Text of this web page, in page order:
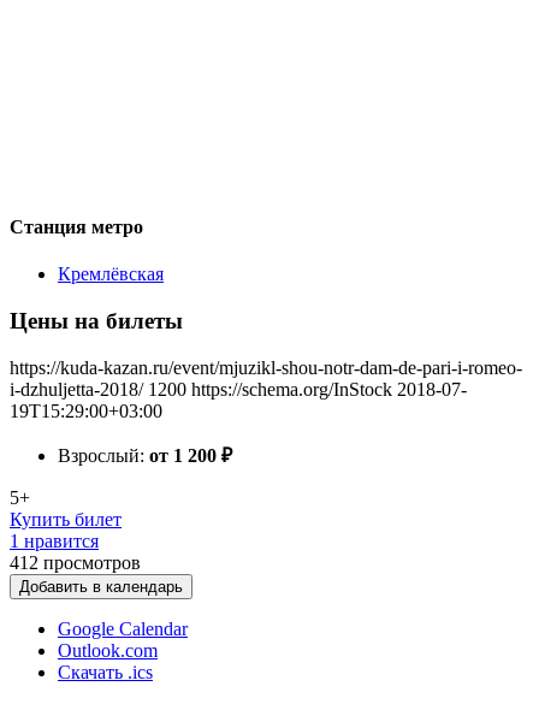
Станция метро
Кремлёвская
Цены на билеты
https://kuda-kazan.ru/event/mjuzikl-shou-notr-dam-de-pari-i-romeo-
i-dzhuljetta-2018/ 1200 https://schema.org/InStock 2018-07-
19T15:29:00+03:00
Взрослый: от 1 200 ₽
5+
Купить билет
1 нравится
412 просмотров
Добавить в календарь
Google Calendar
Outlook.com
Скачать .ics